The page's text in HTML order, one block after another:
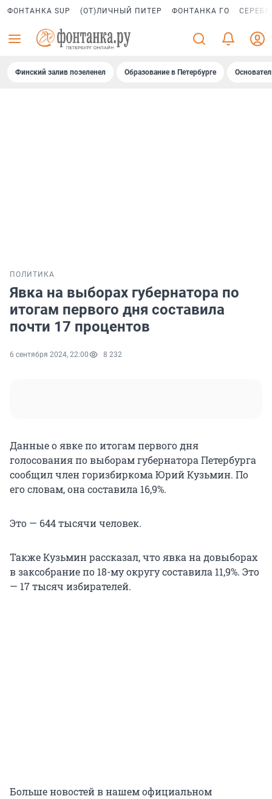
ФОНТАНКА SUP (ОТ)ЛИЧНЫЙ ПИТЕР ФОНТАНКА ГО
Финский залив позеленел Образование в Петербурге
ПОЛИТИКА
Явка на выборах губернатора по
итогам первого дня составила
почти 17 процентов
6 сентября 2024, 22:00 8 232
Данные о явке по итогам первого дня
голосования по выборам губернатора Петербурга
сообщил член горизбиркома Юрий Кузьмин. По
его словам, она составила 16,9%.
Это — 644 тысячи человек.
Также Кузьмин рассказал, что явка на довыборах
в заксобрание по 18-му округу составила 11,9%. Это
— 17 тысяч избирателей.
Больше новостей в нашем официальном